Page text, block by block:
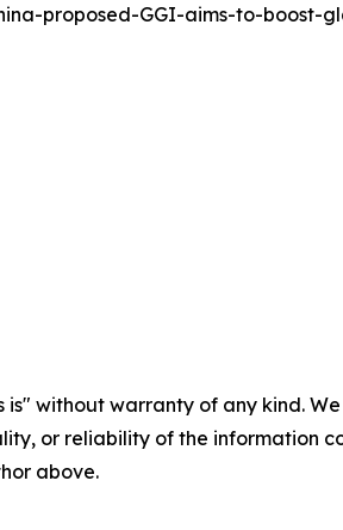
proposed-GGI-aims-to-boost-
is" without warranty of any kind.
or reliability of the information
above.